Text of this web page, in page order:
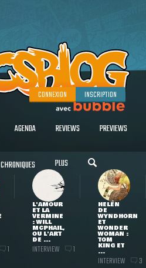
CONNEXION INSCRIPTION
AGENDA REVIEWS PREVIEWS
CHRONIQUES PLUS
1
L'AMOUR
ET LA
VERMINE
: WILL
MCPHAIL,
OU L'ART
DE ...
INTERVIEW 1
HELEN
DE
WYNDHORN
ET
WONDER
WOMAN :
TOM
KING ET
...
INTERVIEW 3